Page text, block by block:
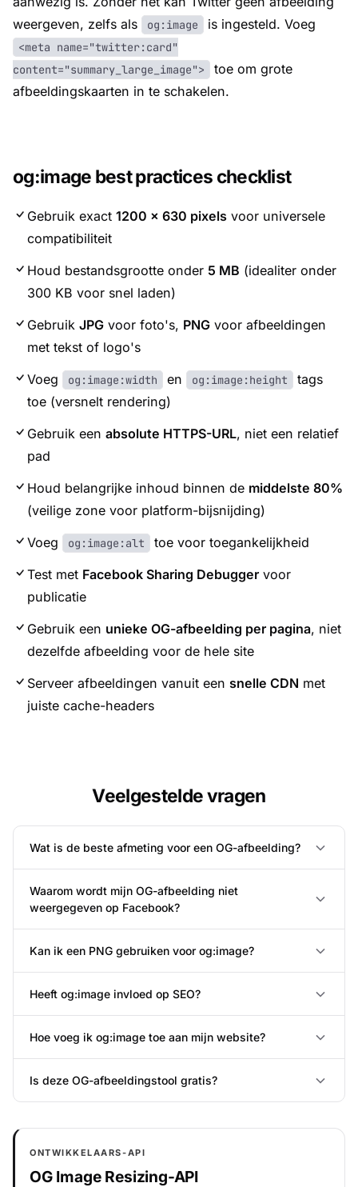
weergeven, zelfs als
og:image is ingesteld. Voeg
<meta name="twitter:card"
content="summary_large_image">
toe om grote
afbeeldingskaarten in te schakelen.
og:image best practices checklist
Gebruik exact 1200 × 630 pixels voor universele
compatibiliteit
Houd bestandsgrootte onder 5 MB (idealiter onder
300 KB voor snel laden)
Gebruik JPG voor foto's, PNG voor afbeeldingen
met tekst of logo's
Voeg
og:image:width en og:image:height
tags
toe (versnelt rendering)
Gebruik een absolute HTTPS-URL, niet een relatief
pad
Houd belangrijke inhoud binnen de middelste 80%
(veilige zone voor platform-bijsnijding)
Voeg
og:image:alt
toe voor toegankelijkheid
Test met Facebook Sharing Debugger voor
publicatie
Gebruik een unieke OG-afbeelding per pagina, niet
dezelfde afbeelding voor de hele site
Serveer afbeeldingen vanuit een snelle CDN met
juiste cache-headers
Veelgestelde vragen
Wat is de beste afmeting voor een OG-afbeelding?
Waarom wordt mijn OG-afbeelding niet
weergegeven op Facebook?
Kan ik een PNG gebruiken voor og:image?
Heeft og:image invloed op SEO?
Hoe voeg ik og:image toe aan mijn website?
Is deze OG-afbeeldingstool gratis?
ONTWIKKELAARS-API
OG Image Resizing-API